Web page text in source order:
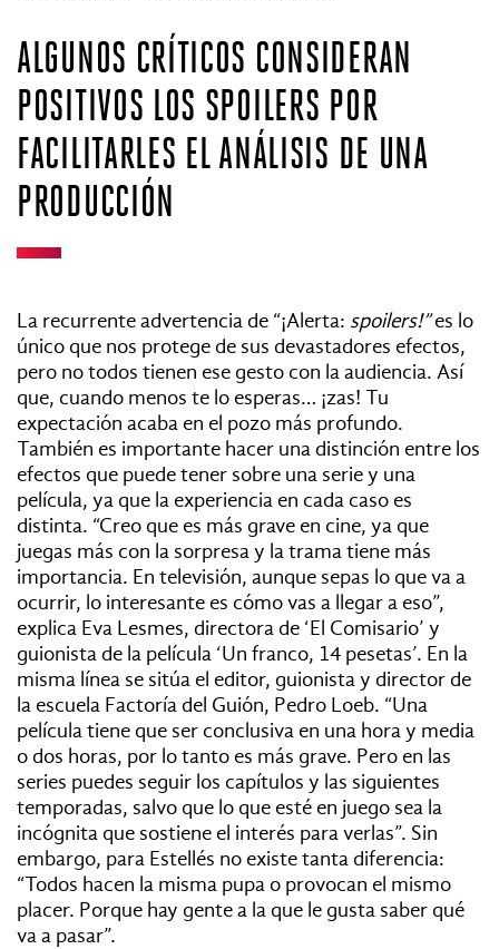
ALGUNOS CRÍTICOS CONSIDERAN
POSITIVOS LOS SPOILERS POR
FACILITARLES EL ANÁLISIS DE UNA
PRODUCCIÓN
La recurrente advertencia de “¡Alerta: spoilers!”es lo
único que nos protege de sus devastadores efectos,
pero no todos tienen ese gesto con la audiencia. Así
que, cuando menos te lo esperas… ¡zas! Tu
expectación acaba en el pozo más profundo.
También es importante hacer una distinción entre los
efectos que puede tener sobre una serie y una
película, ya que la experiencia en cada caso es
distinta. “Creo que es más grave en cine, ya que
juegas más con la sorpresa y la trama tiene más
importancia. En televisión, aunque sepas lo que va a
ocurrir, lo interesante es cómo vas a llegar a eso”,
explica Eva Lesmes, directora de ‘El Comisario’ y
guionista de la película ‘Un franco, 14 pesetas’. En la
misma línea se sitúa el editor, guionista y director de
la escuela Factoría del Guión, Pedro Loeb. “Una
película tiene que ser conclusiva en una hora y media
o dos horas, por lo tanto es más grave. Pero en las
series puedes seguir los capítulos y las siguientes
temporadas, salvo que lo que esté en juego sea la
incógnita que sostiene el interés para verlas”. Sin
embargo, para Estellés no existe tanta diferencia:
“Todos hacen la misma pupa o provocan el mismo
placer. Porque hay gente a la que le gusta saber qué
va a pasar”.